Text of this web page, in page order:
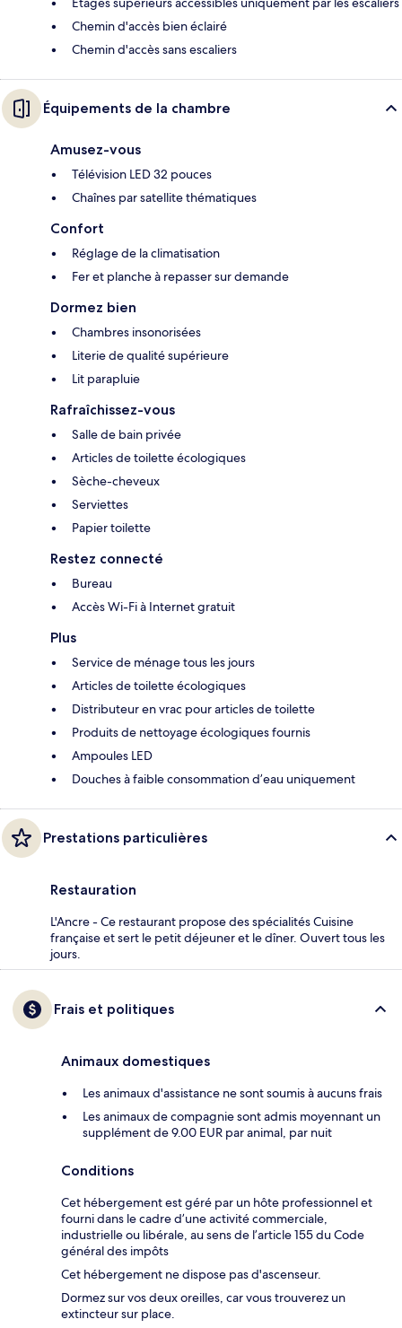
Chemin d'accès bien éclairé
Chemin d'accès sans escaliers
Équipements de la chambre
Amusez-vous
Télévision LED 32 pouces
Chaînes par satellite thématiques
Confort
Réglage de la climatisation
Fer et planche à repasser sur demande
Dormez bien
Chambres insonorisées
Literie de qualité supérieure
Lit parapluie
Rafraîchissez-vous
Salle de bain privée
Articles de toilette écologiques
Sèche-cheveux
Serviettes
Papier toilette
Restez connecté
Bureau
Accès Wi-Fi à Internet gratuit
Plus
Service de ménage tous les jours
Articles de toilette écologiques
Distributeur en vrac pour articles de toilette
Produits de nettoyage écologiques fournis
Ampoules LED
Douches à faible consommation d’eau uniquement
Prestations particulières
Restauration
L'Ancre - Ce restaurant propose des spécialités Cuisine
française et sert le petit déjeuner et le dîner. Ouvert tous les
jours.
Frais et politiques
Animaux domestiques
Les animaux d'assistance ne sont soumis à aucuns frais
Les animaux de compagnie sont admis moyennant un
supplément de 9.00 EUR par animal, par nuit
Conditions
Cet hébergement est géré par un hôte professionnel et
fourni dans le cadre d’une activité commerciale,
industrielle ou libérale, au sens de l’article 155 du Code
général des impôts
Cet hébergement ne dispose pas d'ascenseur.
Dormez sur vos deux oreilles, car vous trouverez un
extincteur sur place.